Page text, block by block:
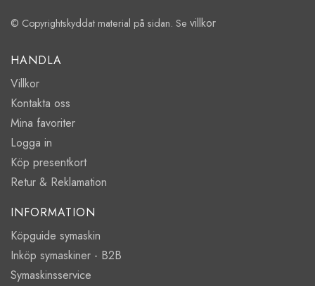
© Copyrightskyddat material på sidan. Se villkor
HANDLA
Villkor
Kontakta oss
Mina favoriter
Logga in
Köp presentkort
Retur & Reklamation
INFORMATION
Köpguide symaskin
Inköp symaskiner - B2B
Symaskinsservice